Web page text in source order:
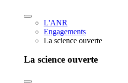
L'ANR
Engagements
La science ouverte
La science ouverte